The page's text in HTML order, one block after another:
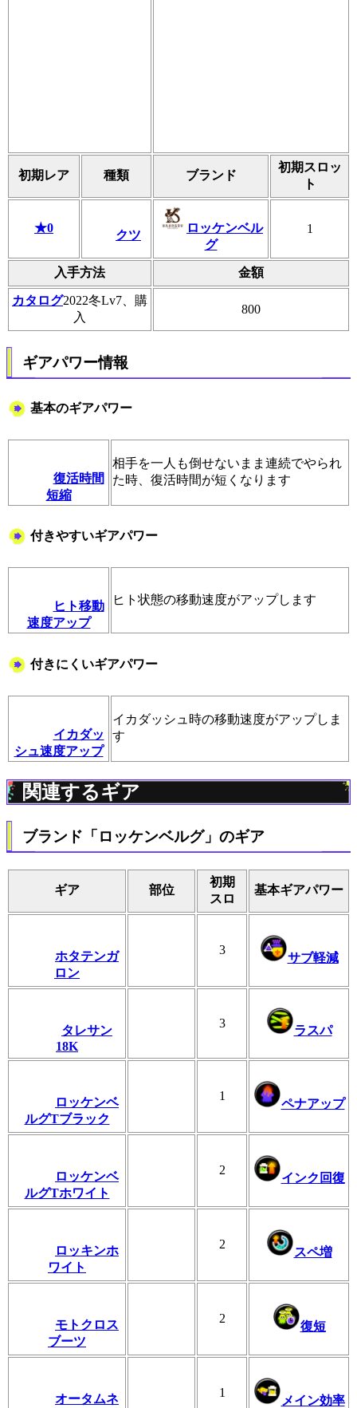
初期レア 種類 ブランド
初期スロッ
ト
★0
クツ
ロッケンベル
グ
1
入手方法 金額
カタログ2022冬Lv7、購
入
800
ギアパワー情報
基本のギアパワー
復活時間
短縮
相手を一人も倒せないまま連続でやられ
た時、復活時間が短くなります
付きやすいギアパワー
ヒト移動
速度アップ
ヒト状態の移動速度がアップします
付きにくいギアパワー
イカダッ
シュ速度アップ
イカダッシュ時の移動速度がアップしま
す
関連するギア
ブランド「ロッケンベルグ」のギア
ギア 部位
初期
スロ
基本ギアパワー
ホタテンガ
ロン
3
サブ軽減
タレサン
18K
3
ラスパ
ロッケンベ
ルグTブラック
1
ペナアップ
ロッケンベ
ルグTホワイト
2
インク回復
ロッキンホ
ワイト
2
スペ増
モトクロス
ブーツ
2
復短
オータムネ
1
メイン効率